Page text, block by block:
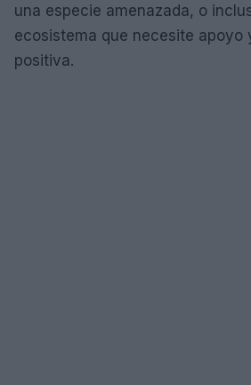
una especie amenazada, o
ecosistema que necesite apoyo
positiva.